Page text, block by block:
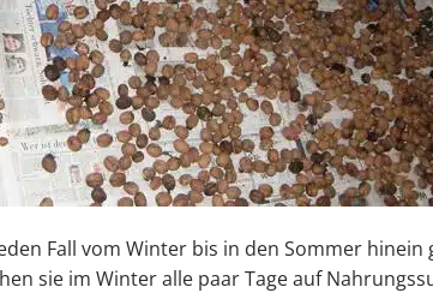
Fall vom Winter bis in den Sommer
sie im Winter alle paar Tage auf